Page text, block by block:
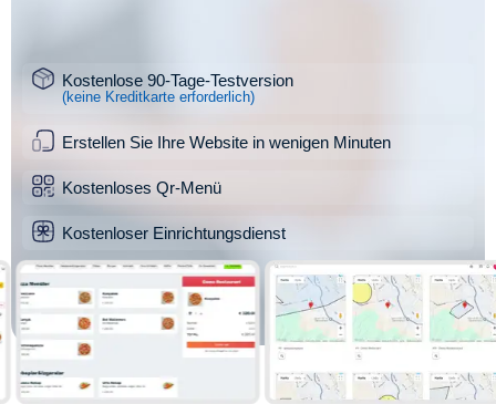
Kostenlose 90-Tage-Testversion
(keine Kreditkarte erforderlich)
Erstellen Sie Ihre Website in wenigen Minuten
Kostenloses Qr-Menü
Kostenloser Einrichtungsdienst